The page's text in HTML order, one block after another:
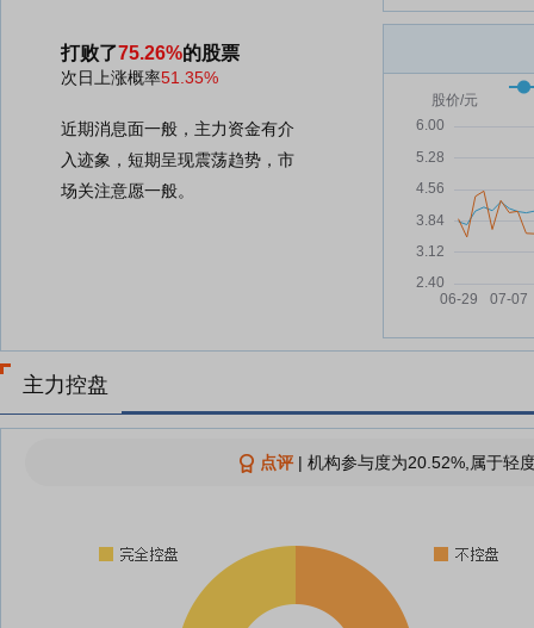
打败了75.26%的股票
次日上涨概率51.35%
近期消息面一般，主力资金有介
入迹象，短期呈现震荡趋势，市
场关注意愿一般。
主力控盘
点评| 机构参与度为20.52%,属于轻